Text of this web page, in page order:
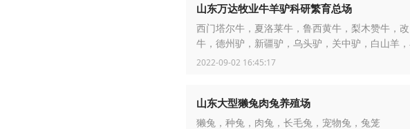
山东万达牧业牛羊驴科研繁育总场
西门塔尔牛，夏洛莱牛，鲁西黄牛，梨木赞牛，
牛，德州驴，新疆驴，乌头驴，关中驴，白山羊
羊
2022-09-02 16:45:17
山东大型獭兔肉兔养殖场
獭兔，种兔，肉兔，长毛兔，宠物兔，兔笼